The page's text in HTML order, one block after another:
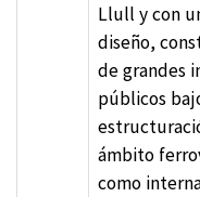
Llull y con
diseño,
de grandes
públicos
ámbito
como